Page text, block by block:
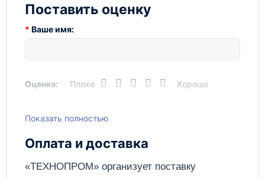
Макс. температура
воды
Область применения
соответствие
Страна
производства
Поставить оценку
Ваше имя:
Оценка: Плохо Хорошо
Написать отзыв
Показать полностью
Оплата и доставка
«ТЕХНОПРОМ» организует поставку